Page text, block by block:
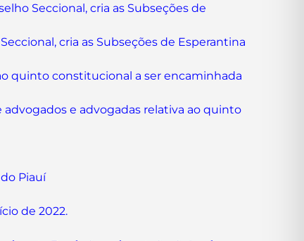
Seccional, cria as Subseções de
cria as Subseções de Esperantina
quinto constitucional a ser encaminhada
advogados e advogadas relativa ao quinto
Piauí
de 2022.